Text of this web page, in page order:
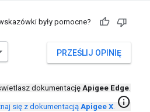
były pomocne?
PRZEŚLIJ OPINIĘ
dokumentację Apigee Edge.
się z dokumentacją Apigee X. info